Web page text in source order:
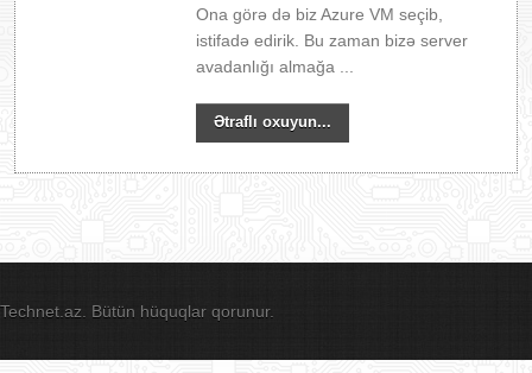
Ona görə də biz Azure VM seçib,
istifadə edirik. Bu zaman bizə server
avadanlığı almağa ...
Ətraflı oxuyun...
Technet.az. Bütün hüquqlar qorunur.